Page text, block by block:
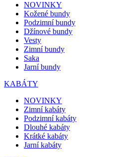
NOVINKY
Kožené bundy
Podzimní bundy
Džínové bundy
Vesty
Zimní bundy
Saka
Jarní bundy
KABÁTY
NOVINKY
Zimní kabáty
Podzimní kabáty
Dlouhé kabáty
Krátké kabáty
Jarní kabáty